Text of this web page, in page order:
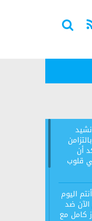
أن
قلوب
اليوم
ضد
كامل مع